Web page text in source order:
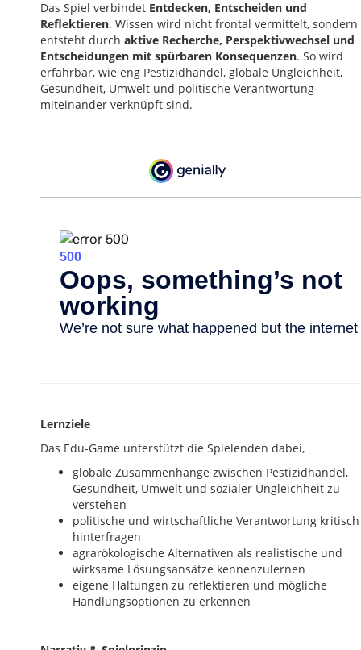
Das Spiel verbindet Entdecken, Entscheiden und
Reflektieren. Wissen wird nicht frontal vermittelt, sondern
entsteht durch aktive Recherche, Perspektivwechsel und
Entscheidungen mit spürbaren Konsequenzen. So wird
erfahrbar, wie eng Pestizidhandel, globale Ungleichheit,
Gesundheit, Umwelt und politische Verantwortung
miteinander verknüpft sind.
Lernziele
Das Edu-Game unterstützt die Spielenden dabei,
globale Zusammenhänge zwischen Pestizidhandel,
Gesundheit, Umwelt und sozialer Ungleichheit zu
verstehen
politische und wirtschaftliche Verantwortung
hinterfragen
agrarökologische Alternativen als realistische und
wirksame Lösungsansätze kennenzulernen
eigene Haltungen zu reflektieren und mögliche
Handlungsoptionen zu erkennen